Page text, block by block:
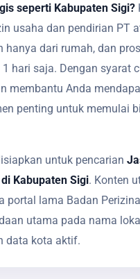
seperti Kabupaten Sigi?
usaha dan pendirian PT
hanya dari rumah, dan
hari saja. Dengan syarat
membantu Anda
penting untuk memulai
untuk pencarian
Kabupaten Sigi. Konten
portal lama Badan
utama pada nama
data kota aktif.